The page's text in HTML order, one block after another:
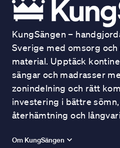
KungSängen –
Sverige med omsorg
material. Upptäck
sängar och madrasser
zonindelning och rätt
investering i bättre
återhämtning och
Om KungSängen